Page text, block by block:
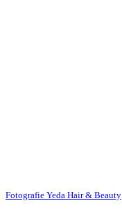
Fotografie Yeda Hair & Beauty